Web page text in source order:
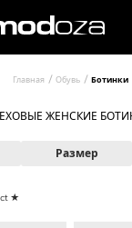
Главная Обувь Ботинки
ЖЕНСКИЕ
Размер
★